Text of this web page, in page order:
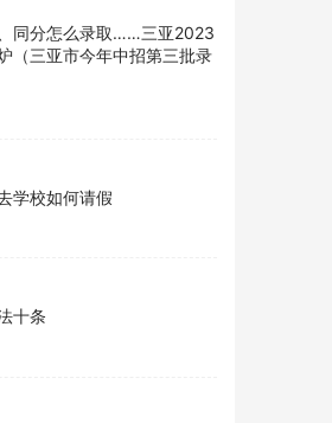
同分怎么录取……三亚2023
（三亚市今年中招第三批录
学校如何请假
十条